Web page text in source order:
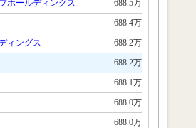
ホールディングス
688.5万
688.4万
ィングス
688.2万
688.2万
688.1万
688.0万
688.0万